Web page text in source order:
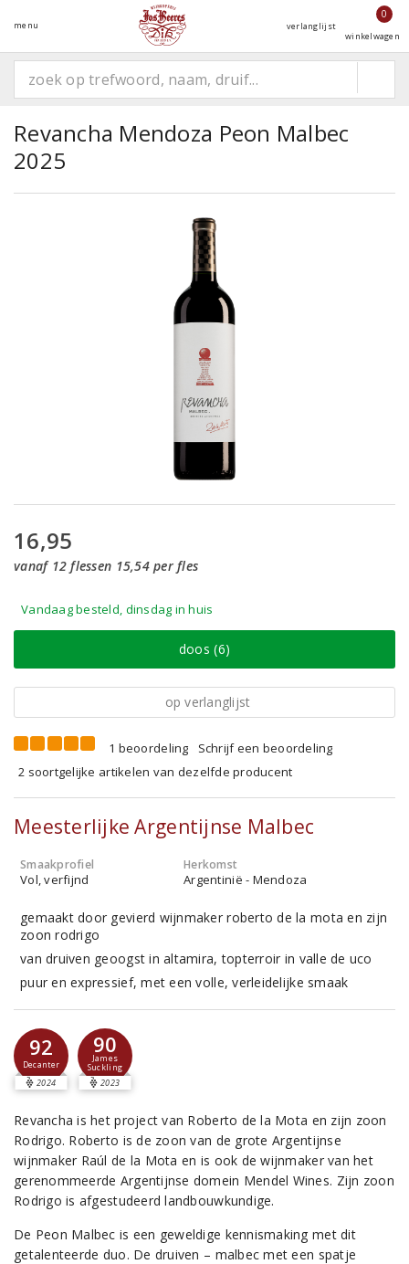
menu verlanglijst
0
winkelwagen
Revancha Mendoza Peon Malbec
2025
16,95
vanaf 12 flessen 15,54 per fles
Vandaag besteld, dinsdag in huis
doos (6)
op verlanglijst
1 beoordeling
Schrijf een beoordeling
2 soortgelijke artikelen van dezelfde producent
Meesterlijke Argentijnse Malbec
Smaakprofiel
Vol, verfijnd
Herkomst
Argentinië - Mendoza
gemaakt door gevierd wijnmaker roberto de la mota en zijn
zoon rodrigo
van druiven geoogst in altamira, topterroir in valle de uco
puur en expressief, met een volle, verleidelijke smaak
92
Decanter
2024
90
James
Suckling
2023
Revancha is het project van Roberto de la Mota en zijn zoon
Rodrigo. Roberto is de zoon van de grote Argentijnse
wijnmaker Raúl de la Mota en is ook de wijnmaker van het
gerenommeerde Argentijnse domein Mendel Wines. Zijn zoon
Rodrigo is afgestudeerd landbouwkundige.
De Peon Malbec is een geweldige kennismaking met dit
getalenteerde duo. De druiven – malbec met een spatje